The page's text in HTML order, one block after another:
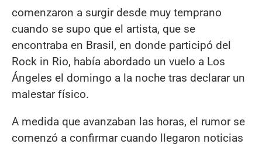
comenzaron a surgir desde muy temprano
cuando se supo que el artista, que se
encontraba en Brasil, en donde participó del
Rock in Rio, había abordado un vuelo a Los
Ángeles el domingo a la noche tras declarar un
malestar físico.
A medida que avanzaban las horas, el rumor se
comenzó a confirmar cuando llegaron noticias